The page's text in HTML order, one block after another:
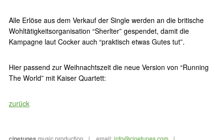
Alle Erlöse aus dem Verkauf der Single werden an die britische
Wohltätigkeitsorganisation “Sherlter” gespendet, damit die
Kampagne laut Cocker auch “praktisch etwas Gutes tut”.
Hier passend zur Weihnachtszeit die neue Version von “Running
The World” mit Kaiser Quartett:
zurück
music production email:info@cinetunes.com